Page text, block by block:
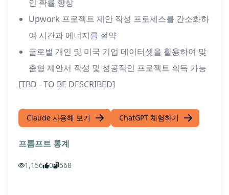
인 확률 향상
Upwork 프로젝트 제안 작성 프로세스를 간소화하
여 시간과 에너지를 절약
글로벌 개인 및 미국 기업 데이터셋을 활용하여 맞
춤형 제안서 작성 및 성공적인 프로젝트 획득 가능
[TBD - TO BE DESCRIBED]
Claude 사용해 보기 ChatGPT 체험하기
프롬프트 통계
1,156 0 568